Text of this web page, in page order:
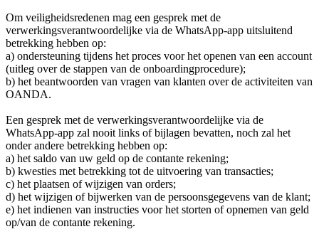
Om veiligheidsredenen mag een gesprek met de
verwerkingsverantwoordelijke via de WhatsApp-app uitsluitend
betrekking hebben op:
a) ondersteuning tijdens het proces voor het openen van een account
(uitleg over de stappen van de onboardingprocedure);
b) het beantwoorden van vragen van klanten over de activiteiten van
OANDA.
Een gesprek met de verwerkingsverantwoordelijke via de
WhatsApp-app zal nooit links of bijlagen bevatten, noch zal het
onder andere betrekking hebben op:
a) het saldo van uw geld op de contante rekening;
b) kwesties met betrekking tot de uitvoering van transacties;
c) het plaatsen of wijzigen van orders;
d) het wijzigen of bijwerken van de persoonsgegevens van de klant;
e) het indienen van instructies voor het storten of opnemen van geld
op/van de contante rekening.